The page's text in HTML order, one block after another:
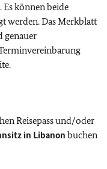
Es können beide
werden. Das Merkblatt
genauer
Reisepass und/oder
in Libanon buchen